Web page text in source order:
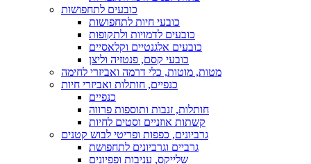
כובעים לתחפושות
כובעי חיות לתחפושות
כובעים לדמויות ולתקופות
כובעים אלגנטיים וקלאסיים
כובעי קסם, פנטזיה וליצן
מטות, מוטות, כלי דרמה ואביזרי לחימה
כנפיים, חותלות ואביזרי חיות
כנפיים
חותלות, זנבות ותוספות פרווה
קשתות אוזניים וסטים לחיות
גרביונים, כפפות ופריטי לבוש קטנים
גרביים וגרביונים לתחפושת
שלייקס, עניבות ופפיונים